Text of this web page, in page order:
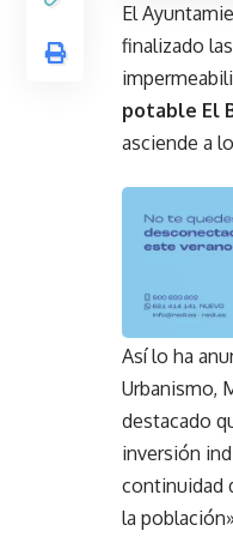
El
finalizado
potable El
asciende a
Así lo ha
Urbanismo,
destacado
inversión
continuidad
la